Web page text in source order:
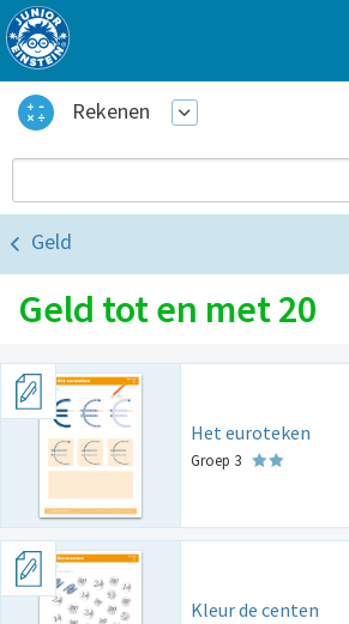
Rekenen
Geld
Geld tot en met 20
Het euroteken
Groep 3
Kleur de centen